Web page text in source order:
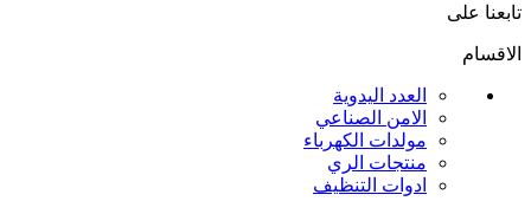
تابعنا على
الاقسام
العدد اليدوية
الامن الصناعي
مولدات الكهرباء
منتجات الري
ادوات التنظيف